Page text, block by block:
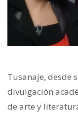
Tusanaje, desde
divulgación
de arte y